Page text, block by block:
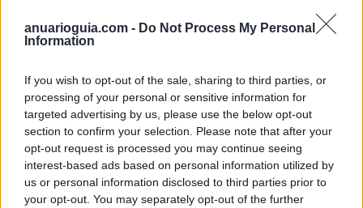
anuarioguia.com - Do Not Process My Personal
Information
If you wish to opt-out of the sale, sharing to third parties, or
processing of your personal or sensitive information for
targeted advertising by us, please use the below opt-out
section to confirm your selection. Please note that after your
opt-out request is processed you may continue seeing
interest-based ads based on personal information utilized by
us or personal information disclosed to third parties prior to
your opt-out. You may separately opt-out of the further
Ubicación